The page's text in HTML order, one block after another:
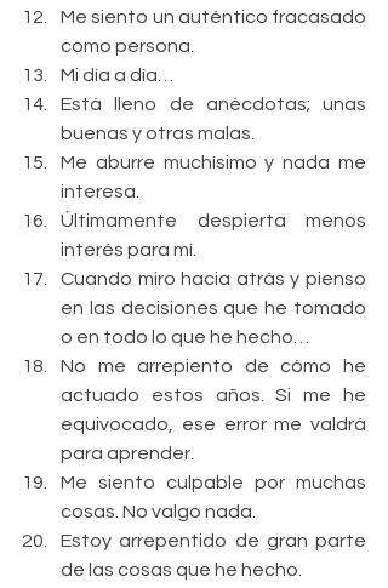
Me siento un auténtico fracasado
como persona.
Mi día a día…
Está lleno de anécdotas; unas
buenas y otras malas.
Me aburre muchísimo y nada me
interesa.
Últimamente despierta menos
interés para mí.
Cuando miro hacia atrás y pienso
en las decisiones que he tomado
o en todo lo que he hecho…
No me arrepiento de cómo he
actuado estos años. Si me he
equivocado, ese error me valdrá
para aprender.
Me siento culpable por muchas
cosas. No valgo nada.
Estoy arrepentido de gran parte
de las cosas que he hecho.